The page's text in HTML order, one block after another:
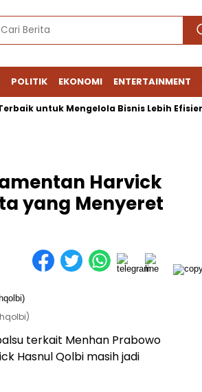
POLITIK EKONOMI ENTERTAINMENT
untuk Mengelola Bisnis Lebih Efisien
Harvick
yang Menyeret
terkait Menhan Prabowo
Hasnul Qolbi masih jadi